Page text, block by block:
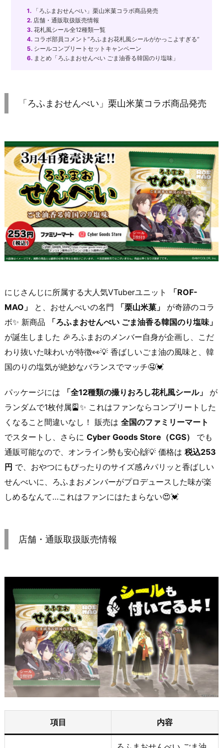
1. 「ろふまおせんべい」栗山米菓コラボ商品発売
2. 店舗・通販取扱販売情報
3. 花札風シール全12種類一覧
4. コラボ部員コメント”ろふまお花札風シールがかっこよすぎる”
5. シールコンプリートセットキャンペーン
6. まとめ「ろふまおせんべい ごま油香る韓国のり塩味」
「ろふまおせんべい」栗山米菓コラボ商品発売
にじさんじに所属する大人気VTuberユニット
「ROF-
MAO」
と、おせんべいの名門 「栗山米菓」
が奇跡のコラ
ボ✨ 新商品
「ろふまおせんべい ごま油香る韓国のり塩味」
が誕生しました 🎉ろふまおのメンバー自身が企画し、こだ
わり抜いた味わいが特徴👀💡 香ばしいごま油の風味と、韓
国のりの塩気が絶妙なバランスでマッチ🤤💓
パッケージには 「全12種類の撮りおろし花札風シール」
が
ランダムで1枚付属🎴✨ これはファンならコンプリートした
くなること間違いなし！ 販売は 全国のファミリーマート
でスタートし、さらに Cyber Goods Store（CGS）
でも
通販可能なので、オンライン勢も安心🙌💡 価格は 税込253
円 で、おやつにもぴったりのサイズ感🎶パリッと香ばしい
せんべいに、ろふまおメンバーがプロデュースした味が楽
しめるなんて…これはファンにはたまらない😍💓
店舗・通販取扱販売情報
項目 内容